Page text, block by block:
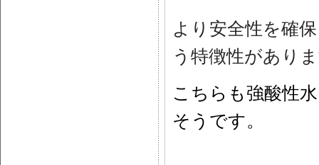
より安全性を確
う特徴性があり
こちらも強酸性
そうです。